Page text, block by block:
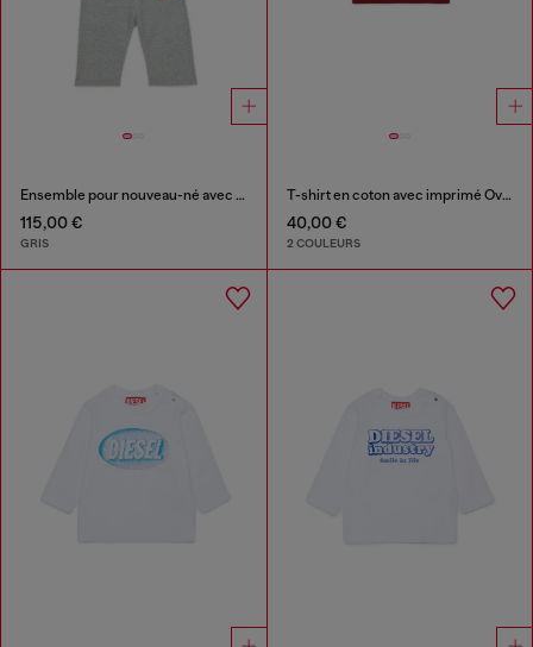
Ensemble pour nouveau-né avec imprimé logo
115,00 €
GRIS
T-shirt en coton avec imprimé Oval D
40,00 €
2 COULEURS